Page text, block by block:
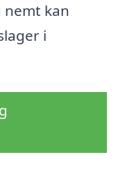
kan
i